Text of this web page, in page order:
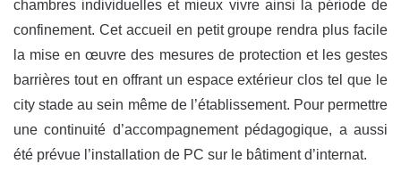
chambres individuelles et mieux vivre ainsi la période de
confinement. Cet accueil en petit groupe rendra plus facile
la mise en œuvre des mesures de protection et les gestes
barrières tout en offrant un espace extérieur clos tel que le
city stade au sein même de l’établissement. Pour permettre
une continuité d’accompagnement pédagogique, a aussi
été prévue l’installation de PC sur le bâtiment d’internat.